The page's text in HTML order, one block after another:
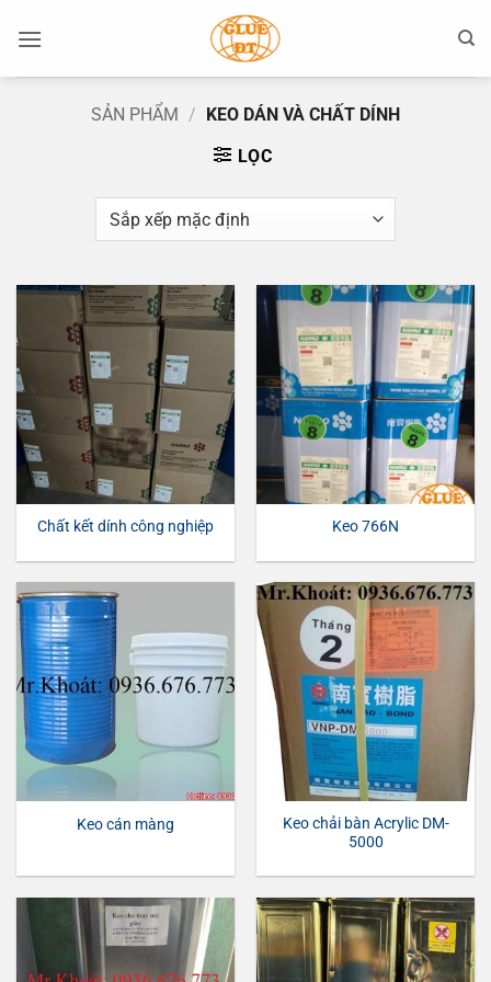
qua
SẢN PHẨM / KEO DÁN VÀ CHẤT DÍNH
LỌC
Chất kết dính công nghiệp Keo 766N
Keo cán màng
Keo chải bàn Acrylic DM-
5000